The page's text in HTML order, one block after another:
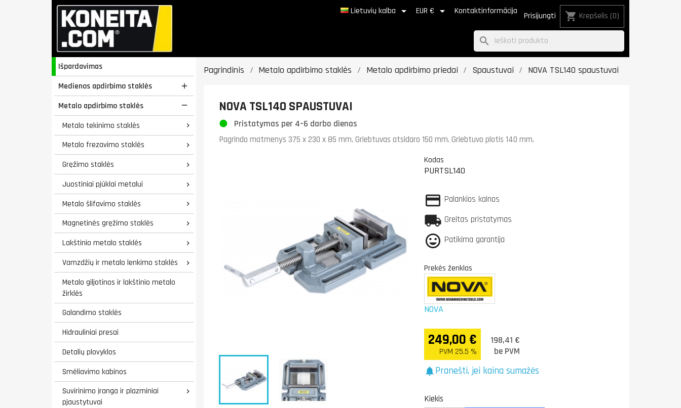
Lietuvių kalba  EUR €  Kontaktinformācija Prisijungti shopping_cart Krepšelis (0)
search
Išpardavimas
Medienos apdirbimo staklės

Metalo apdirbimo staklės 
Metalo tekinimo staklės 
Metalo frezavimo staklės 
Gręžimo staklės 
Juostiniai pjūklai metalui 
Metalo šlifavimo staklės 
Magnetinės gręžimo staklės 
Lakštinio metalo staklės 
Vamzdžių ir metalo lenkimo staklės 
Metalo giljotinos ir lakštinio metalo
žirklės
Galandimo staklės
Hidrauliniai presai
Detalių plovyklos
Smėliavimo kabinos
Suvirinimo įranga ir plazminiai
pjaustytuvai

Pagrindinis Metalo apdirbimo staklės Metalo apdirbimo priedai Spaustuvai NOVA TSL140 spaustuvai
NOVA TSL140 SPAUSTUVAI
Pristatymas per 4–6 darbo dienas
Pagrindo matmenys 375 x 230 x 85 mm. Griebtuvas atsidaro 150 mm. Griebtuvo plotis 140 mm.
Kodas
PURTSL140
Palankios kainos
Greitas pristatymas
Patikima garantija
Prekės ženklas
NOVA
249,00 €
PVM 25.5 %
198,41 €
be PVM
notificationsPranešti, jei kaina sumažės
Kiekis